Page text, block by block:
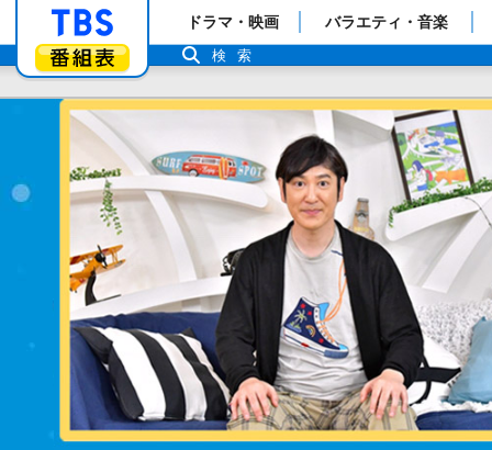
「TBSテレビ」トップページ
番組表
ドラマ・映画 バラエティ・音楽
検索